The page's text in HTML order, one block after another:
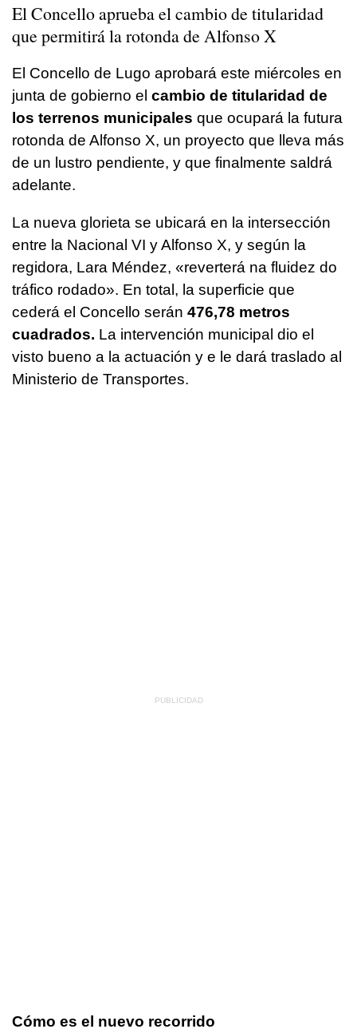
El Concello aprueba el cambio de titularidad
que permitirá la rotonda de Alfonso X
El Concello de Lugo aprobará este miércoles en
junta de gobierno el cambio de titularidad de
los terrenos municipales que ocupará la futura
rotonda de Alfonso X, un proyecto que lleva más
de un lustro pendiente, y que finalmente saldrá
adelante.
La nueva glorieta se ubicará en la intersección
entre la Nacional VI y Alfonso X, y según la
regidora, Lara Méndez, «reverterá na fluidez do
tráfico rodado». En total, la superficie que
cederá el Concello serán 476,78 metros
cuadrados. La intervención municipal dio el
visto bueno a la actuación y e le dará traslado al
Ministerio de Transportes.
Cómo es el nuevo recorrido